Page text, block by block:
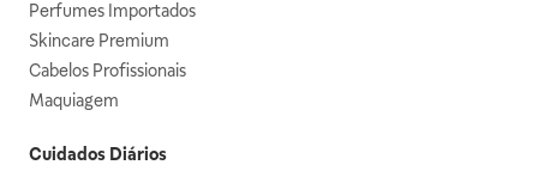
Perfumes Importados
Skincare Premium
Cabelos Profissionais
Maquiagem
Cuidados Diários